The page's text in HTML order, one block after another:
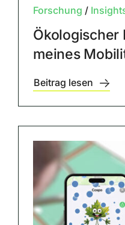
Forschung /
Ökologischer
meines
Beitrag lesen